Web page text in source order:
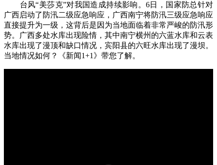
台风“美莎克”对我国造成持续影响。6日，国家防总针对
广西启动了防汛二级应急响应，广西南宁将防汛三级应急响应
直接提升为一级，这背后是因为当地面临着非常严峻的防汛形
势。广西多处水库出现险情，其中南宁横州的六蓝水库和云表
水库出现了漫顶和缺口情况，宾阳县的六旺水库出现了漫坝。
当地情况如何？《新闻1+1》带您了解。